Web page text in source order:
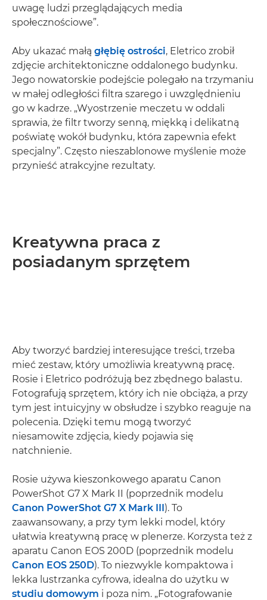
uwagę ludzi przeglądających media
społecznościowe”.
Aby ukazać małą głębię ostrości, Eletrico zrobił
zdjęcie architektoniczne oddalonego budynku.
Jego nowatorskie podejście polegało na trzymaniu
w małej odległości filtra szarego i uwzględnieniu
go w kadrze. „Wyostrzenie meczetu w oddali
sprawia, że filtr tworzy senną, miękką i delikatną
poświatę wokół budynku, która zapewnia efekt
specjalny”. Często nieszablonowe myślenie może
przynieść atrakcyjne rezultaty.
Kreatywna praca z
posiadanym sprzętem
Aby tworzyć bardziej interesujące treści, trzeba
mieć zestaw, który umożliwia kreatywną pracę.
Rosie i Eletrico podróżują bez zbędnego balastu.
Fotografują sprzętem, który ich nie obciąża, a przy
tym jest intuicyjny w obsłudze i szybko reaguje na
polecenia. Dzięki temu mogą tworzyć
niesamowite zdjęcia, kiedy pojawia się
natchnienie.
Rosie używa kieszonkowego aparatu Canon
PowerShot G7 X Mark II (poprzednik modelu
Canon PowerShot G7 X Mark III). To
zaawansowany, a przy tym lekki model, który
ułatwia kreatywną pracę w plenerze. Korzysta też z
aparatu Canon EOS 200D (poprzednik modelu
Canon EOS 250D). To niezwykle kompaktowa i
lekka lustrzanka cyfrowa, idealna do użytku w
studiu domowym i poza nim. „Fotografowanie